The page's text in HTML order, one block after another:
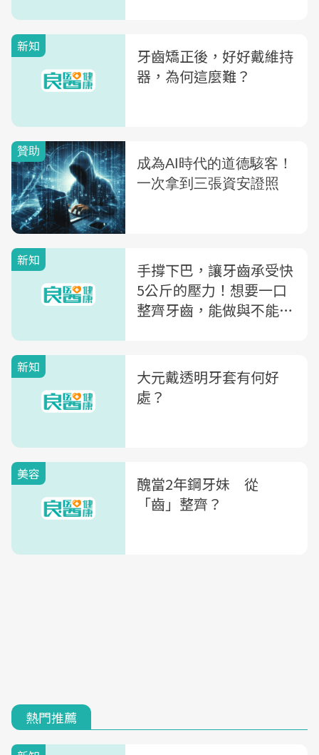
新知
牙齒矯正後，好好戴維持
器，為何這麼難？
新知
手撐下巴，讓牙齒承受快
5公斤的壓力！想要一口
整齊牙齒，能做與不能做
新知
大元戴透明牙套有何好
處？
美容
醜當2年鋼牙妹 從
「齒」整齊？
熱門推薦